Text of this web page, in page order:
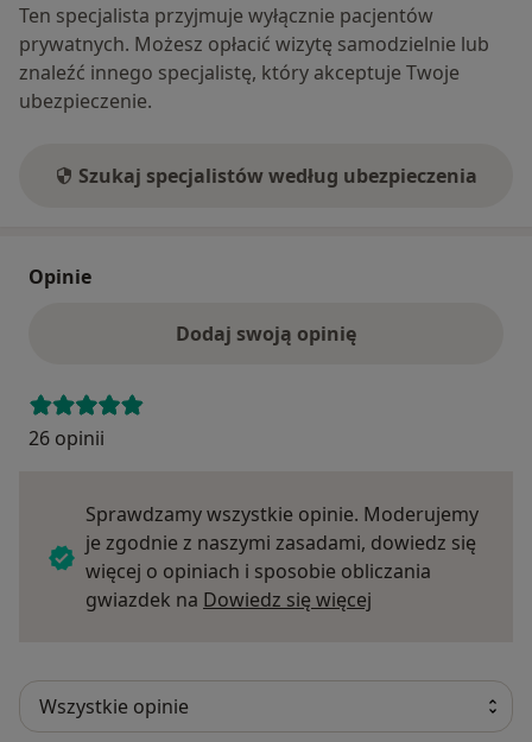
Ten specjalista przyjmuje wyłącznie pacjentów
prywatnych. Możesz opłacić wizytę samodzielnie lub
znaleźć innego specjalistę, który akceptuje Twoje
ubezpieczenie.
Szukaj specjalistów według ubezpieczenia
Opinie
Dodaj swoją opinię
26 opinii
Sprawdzamy wszystkie opinie. Moderujemy
je zgodnie z naszymi zasadami, dowiedz się
więcej o opiniach i sposobie obliczania
gwiazdek na Dowiedz się więcej